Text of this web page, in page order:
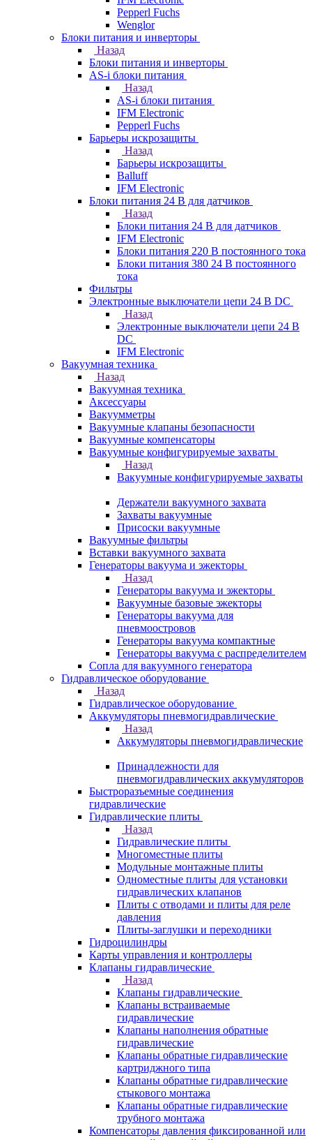
Pepperl Fuchs
Wenglor
Блоки питания и инверторы
Назад
Блоки питания и инверторы
AS-i блоки питания
Назад
AS-i блоки питания
IFM Electronic
Pepperl Fuchs
Барьеры искрозащиты
Назад
Барьеры искрозащиты
Balluff
IFM Electronic
Блоки питания 24 В для датчиков
Назад
Блоки питания 24 В для датчиков
IFM Electronic
Блоки питания 220 В постоянного тока
Блоки питания 380 24 В постоянного
тока
Фильтры
Электронные выключатели цепи 24 В DC
Назад
Электронные выключатели цепи 24 В
DC
IFM Electronic
Вакуумная техника
Назад
Вакуумная техника
Аксессуары
Вакуумметры
Вакуумные клапаны безопасности
Вакуумные компенсаторы
Вакуумные конфигурируемые захваты
Назад
Вакуумные конфигурируемые захваты
Держатели вакуумного захвата
Захваты вакуумные
Присоски вакуумные
Вакуумные фильтры
Вставки вакуумного захвата
Генераторы вакуума и эжекторы
Назад
Генераторы вакуума и эжекторы
Вакуумные базовые эжекторы
Генераторы вакуума для
пневмоостровов
Генераторы вакуума компактные
Генераторы вакуума с распределителем
Сопла для вакуумного генератора
Гидравлическое оборудование
Назад
Гидравлическое оборудование
Аккумуляторы пневмогидравлические
Назад
Аккумуляторы пневмогидравлические
Принадлежности для
пневмогидравлических аккумуляторов
Быстроразъемные соединения
гидравлические
Гидравлические плиты
Назад
Гидравлические плиты
Многоместные плиты
Модульные монтажные плиты
Одноместные плиты для установки
гидравлических клапанов
Плиты с отводами и плиты для реле
давления
Плиты-заглушки и переходники
Гидроцилиндры
Карты управления и контроллеры
Клапаны гидравлические
Назад
Клапаны гидравлические
Клапаны встраиваемые
гидравлические
Клапаны наполнения обратные
гидравлические
Клапаны обратные гидравлические
картриджного типа
Клапаны обратные гидравлические
стыкового монтажа
Клапаны обратные гидравлические
трубного монтажа
Компенсаторы давления фиксированной или